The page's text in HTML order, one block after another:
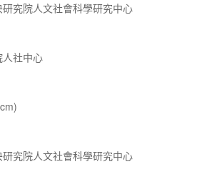
究院人文社會科學研究中心
社中心
究院人文社會科學研究中心